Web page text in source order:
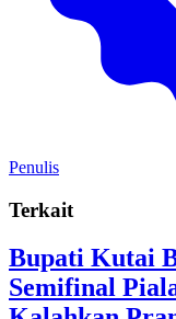
Penulis
Terkait
Bupati Kutai
Semifinal